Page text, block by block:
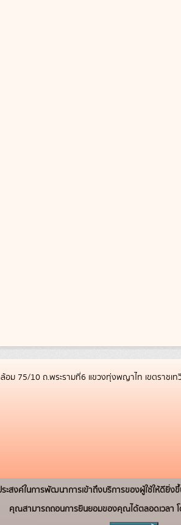
ม 75/10 ถ.พระรามที่6 แขวงทุ่งพญาไท เขตราชเท
ระสงค์ในการพัฒนาการเข้าถึงบริการของผู้ใช้ให้ดียิ่
คุณสามารถถอนการยินยอมของคุณได้ตลอดเวลา